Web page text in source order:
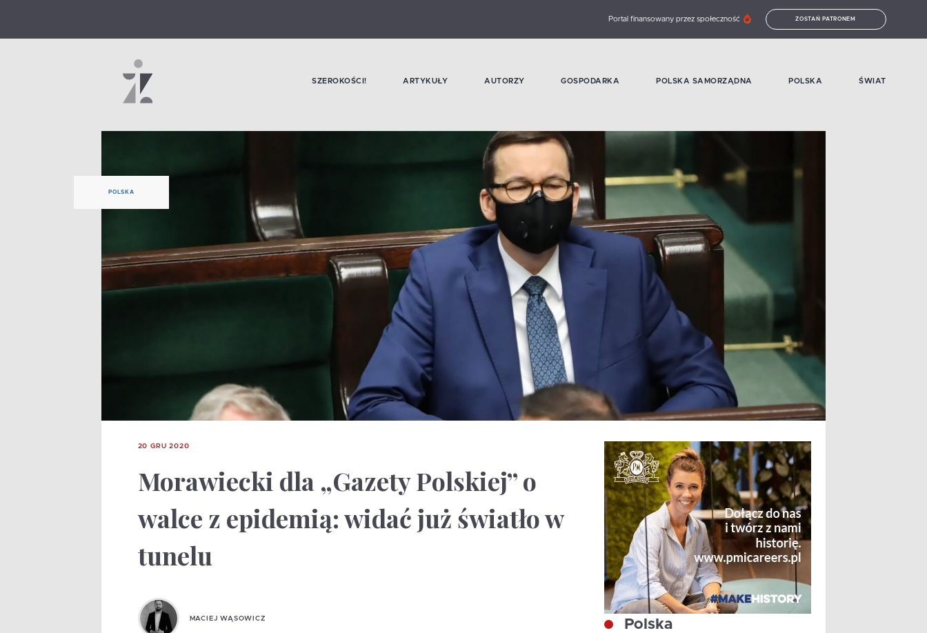
Portal finansowany przez społeczność ZOSTAŃ PATRONEM
SZEROKOŚCI! ARTYKUŁY AUTORZY GOSPODARKA POLSKA SAMORZĄDNA POLSKA ŚWIAT
POLSKA
20 GRU 2020
Morawiecki dla „Gazety Polskiej” o
walce z epidemią: widać już światło w
tunelu
MACIEJ WĄSOWICZ Polska